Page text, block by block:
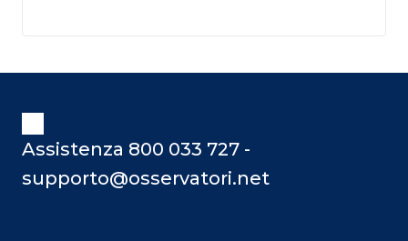
Assistenza 800 033 727 -
supporto@osservatori.net